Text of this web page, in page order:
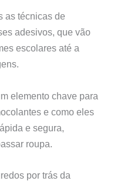
as técnicas de
adesivos, que vão
escolares até a
elemento chave para
e como eles
e segura,
roupa.
por trás da